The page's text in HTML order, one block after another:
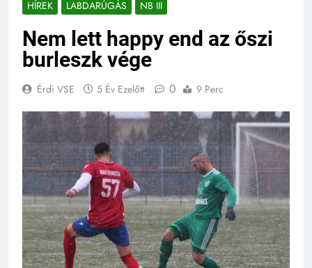
HÍREK LABDARÚGÁS NB III
Nem lett happy end az őszi
burleszk vége
Érdi VSE 5 Év Ezelőtt 0 9 Perc